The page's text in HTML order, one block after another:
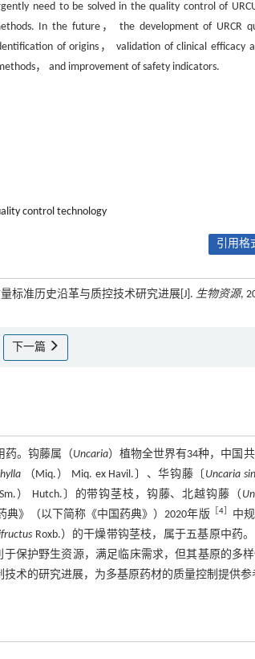
need to be solved in the quality control of
In the future， the development of URCR
of origins， validation of clinical efficacy
， and improvement of safety indicators.
control technology
引用格
标准历史沿革与质控技术研究进展[J]. 生物资源,
下一篇
药。钩藤属（Uncaria）植物全世界有34种，中国
（Miq.） Miq. ex Havil.〕、华钩藤〔 Uncaria
） Hutch.〕的带钩茎枝，钩藤、北越钩藤（
典》（以下简称《中国药典》）2020年版 4］
中规
Roxb.）的干燥带钩茎枝，属于五基原中药
保护野生资源，满足临床需求，但其基原的多
术的研究进展，为多基原药材的质量控制提供参